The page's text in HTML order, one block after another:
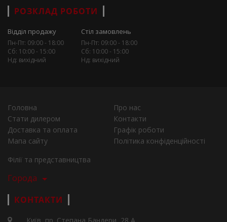
РОЗКЛАД РОБОТИ
Відділ продажу
Пн-Пт: 09:00 - 18:00
Сб: 10:00 - 15:00
Нд: вихідний
Стіл замовлень
Пн-Пт: 09:00 - 18:00
Сб: 10:00 - 15:00
Нд: вихідний
Головна
Про нас
Стати дилером
Контакти
Доставка та оплата
Графік роботи
Мапа сайту
Політика конфіденційності
Філії та представництва
Города
КОНТАКТИ